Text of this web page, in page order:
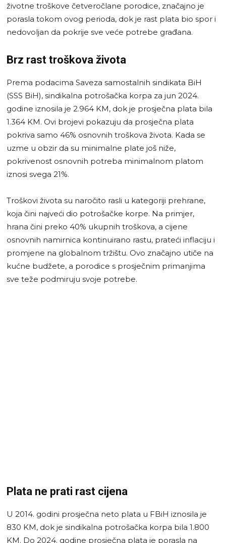
životne troškove četveročlane porodice, značajno je
porasla tokom ovog perioda, dok je rast plata bio spor i
nedovoljan da pokrije sve veće potrebe građana.
Brz rast troškova života
Prema podacima Saveza samostalnih sindikata BiH
(SSS BiH), sindikalna potrošačka korpa za jun 2024.
godine iznosila je 2.964 KM, dok je prosječna plata bila
1.364 KM. Ovi brojevi pokazuju da prosječna plata
pokriva samo 46% osnovnih troškova života. Kada se
uzme u obzir da su minimalne plate još niže,
pokrivenost osnovnih potreba minimalnom platom
iznosi svega 21%.
Troškovi života su naročito rasli u kategoriji prehrane,
koja čini najveći dio potrošačke korpe. Na primjer,
hrana čini preko 40% ukupnih troškova, a cijene
osnovnih namirnica kontinuirano rastu, prateći inflaciju i
promjene na globalnom tržištu. Ovo značajno utiče na
kućne budžete, a porodice s prosječnim primanjima
sve teže podmiruju svoje potrebe.
Plata ne prati rast cijena
U 2014. godini prosječna neto plata u FBiH iznosila je
830 KM, dok je sindikalna potrošačka korpa bila 1.800
KM. Do 2024. godine prosječna plata je porasla na